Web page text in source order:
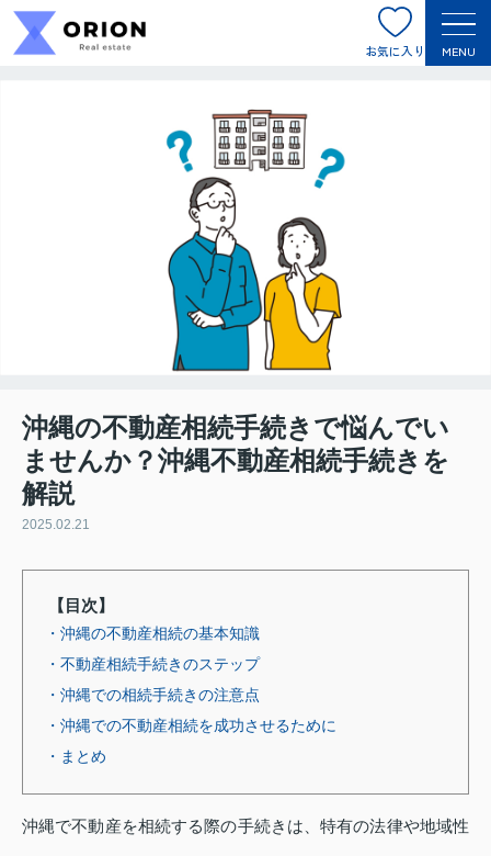
お気に入り MENU
沖縄の不動産相続手続きで悩んでい
ませんか？沖縄不動産相続手続きを
解説
2025.02.21
【目次】
・沖縄の不動産相続の基本知識
・不動産相続手続きのステップ
・沖縄での相続手続きの注意点
・沖縄での不動産相続を成功させるために
・まとめ
沖縄で不動産を相続する際の手続きは、特有の法律や地域性